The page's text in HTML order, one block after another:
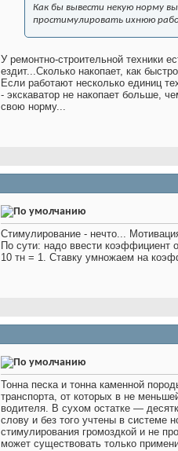
Как бы вывести некую норму
простимулировать ихнюю
У ремонтно-строительной техники
ездит...Сколько накопает, как
Если работают несколько единиц
- экскаватор не накопает больше,
свою норму...
Стимулирование - нечто...
По сути: надо ввести коэффициент
10 тн = 1. Ставку умножаем на
Тонна песка и тонна каменной
транспорта, от которых в не
водителя. В сухом остатке —
слову и без того учтены в системе
стимулирования громоздкой и не
может существовать только